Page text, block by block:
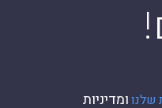
שלנו ומדיניות